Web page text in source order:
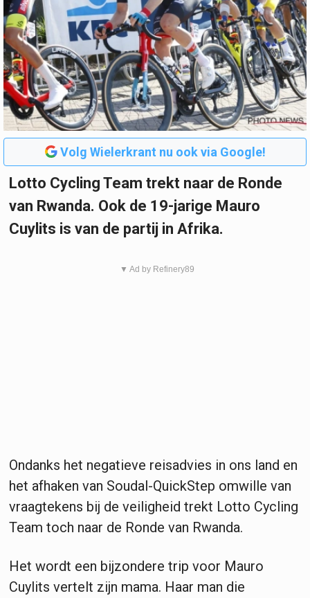
Volg Wielerkrant nu ook via Google!
Lotto Cycling Team trekt naar de Ronde
van Rwanda. Ook de 19-jarige Mauro
Cuylits is van de partij in Afrika.
▼ Ad by Refinery89
Ondanks het negatieve reisadvies in ons land en
het afhaken van Soudal-QuickStep omwille van
vraagtekens bij de veiligheid trekt Lotto Cycling
Team toch naar de Ronde van Rwanda.
Het wordt een bijzondere trip voor Mauro
Cuylits vertelt zijn mama. Haar man die